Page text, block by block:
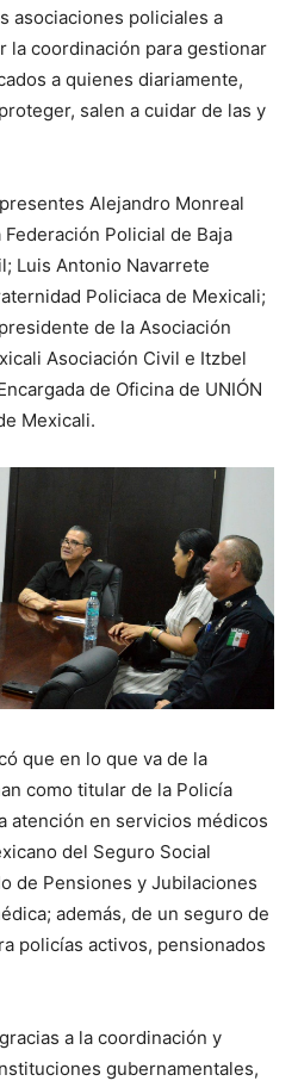
asociaciones policiales a
la coordinación para gestionar
a quienes diariamente,
salen a cuidar de las y
Alejandro Monreal
Policial de Baja
Luis Antonio Navarrete
Policiaca de Mexicali;
de la Asociación
Asociación Civil e Itzbel
de Oficina de UNIÓN
Mexicali.
que en lo que va de la
como titular de la Policía
atención en servicios médicos
del Seguro Social
de Pensiones y Jubilaciones
además, de un seguro de
policías activos, pensionados
a la coordinación y
gubernamentales,